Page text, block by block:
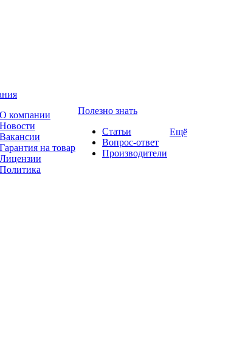
О компании
Новости
Вакансии
Гарантия на товар
Лицензии
Политика
Полезно знать
Статьи
Вопрос-ответ
Производители
Ещё